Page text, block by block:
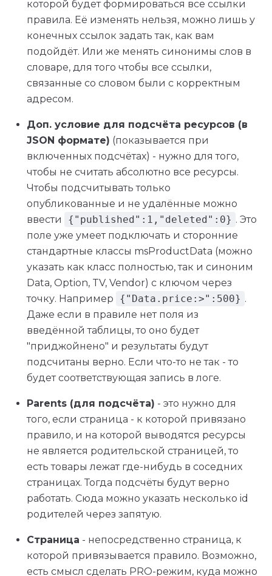
которой будет формироваться все ссылки
правила. Её изменять нельзя, можно лишь у
конечных ссылок задать так, как вам
подойдёт. Или же менять синонимы слов в
словаре, для того чтобы все ссылки,
связанные со словом были с корректным
адресом.
Доп. условие для подсчёта ресурсов (в
JSON формате) (показывается при
включенных подсчётах) - нужно для того,
чтобы не считать абсолютно все ресурсы.
Чтобы подсчитывать только
опубликованные и не удалённые можно
ввести
{"published":1,"deleted":0} . Это
поле уже умеет подключать и сторонние
стандартные классы msProductData (можно
указать как класс полностью, так и синоним
Data, Option, TV, Vendor) с ключом через
точку. Например
{"Data.price:>":500} .
Даже если в правиле нет поля из
введённой таблицы, то оно будет
"приджойнено" и результаты будут
подсчитаны верно. Если что-то не так - то
будет соответствующая запись в логе.
Parents (для подсчёта) - это нужно для
того, если страница - к которой привязано
правило, и на которой выводятся ресурсы
не является родительской страницей, то
есть товары лежат где-нибудь в соседних
страницах. Тогда подсчёты будут верно
работать. Сюда можно указать несколько id
родителей через запятую.
Страница - непосредственно страница, к
которой привязывается правило. Возможно,
есть смысл сделать PRO-режим, куда можно